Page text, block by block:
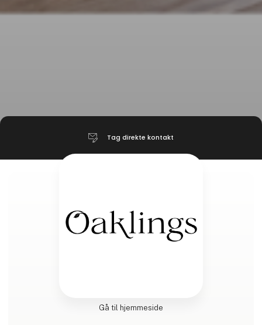
Tag direkte kontakt
Gå til hjemmeside